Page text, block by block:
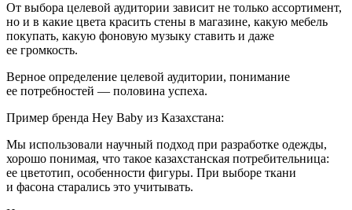
От выбора целевой аудитории зависит не только ассортимент,
но и в какие цвета красить стены в магазине, какую мебель
покупать, какую фоновую музыку ставить и даже
ее громкость.
Верное определение целевой аудитории, понимание
ее потребностей — половина успеха.
Пример бренда Hey Baby из Казахстана:
Мы использовали научный подход при разработке одежды,
хорошо понимая, что такое казахстанская потребительница:
ее цветотип, особенности фигуры. При выборе ткани
и фасона старались это учитывать.